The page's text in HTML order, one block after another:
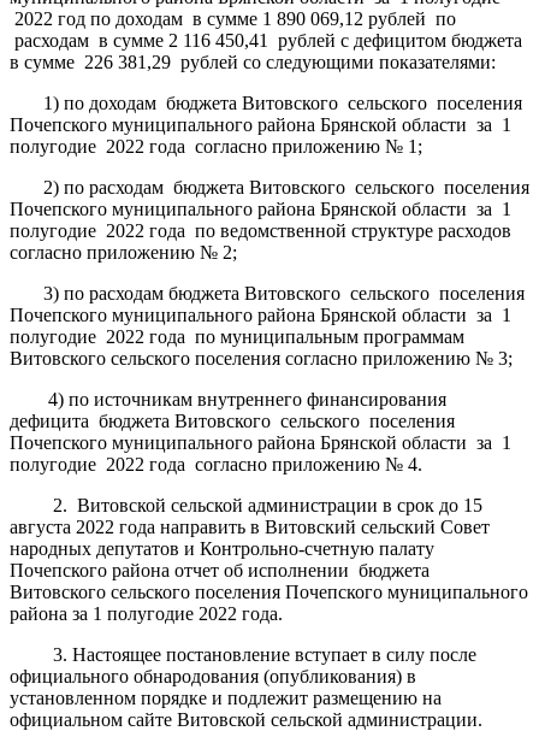
2022 год по доходам в сумме 1 890 069,12 рублей по
расходам в сумме 2 116 450,41 рублей с дефицитом бюджета
в сумме 226 381,29 рублей со следующими показателями:
1) по доходам бюджета Витовского сельского поселения
Почепского муниципального района Брянской области за 1
полугодие 2022 года согласно приложению № 1;
2) по расходам бюджета Витовского сельского поселения
Почепского муниципального района Брянской области за 1
полугодие 2022 года по ведомственной структуре расходов
согласно приложению № 2;
3) по расходам бюджета Витовского сельского поселения
Почепского муниципального района Брянской области за 1
полугодие 2022 года по муниципальным программам
Витовского сельского поселения согласно приложению № 3;
4) по источникам внутреннего финансирования
дефицита бюджета Витовского сельского поселения
Почепского муниципального района Брянской области за 1
полугодие 2022 года согласно приложению № 4.
2. Витовской сельской администрации в срок до 15
августа 2022 года направить в Витовский сельский Совет
народных депутатов и Контрольно-счетную палату
Почепского района отчет об исполнении бюджета
Витовского сельского поселения Почепского муниципального
района за 1 полугодие 2022 года.
3. Настоящее постановление вступает в силу после
официального обнародования (опубликования) в
установленном порядке и подлежит размещению на
официальном сайте Витовской сельской администрации.